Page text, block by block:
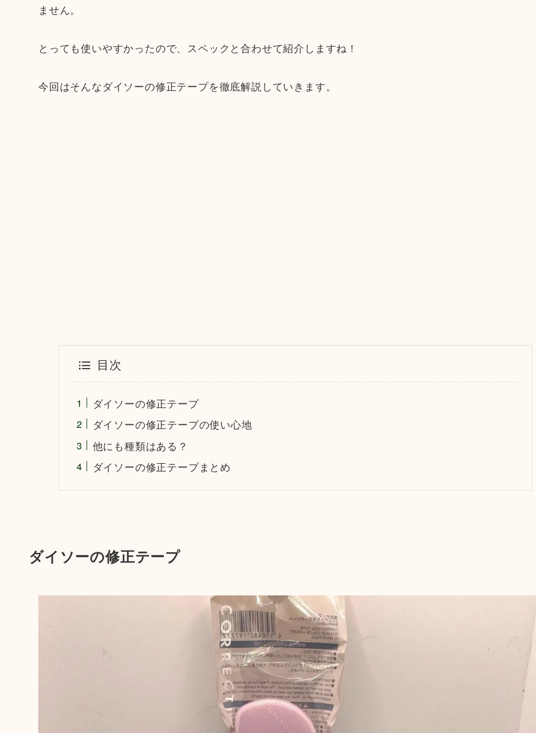
ません。
とっても使いやすかったので、スペックと合わせて紹介しますね！
今回はそんなダイソーの修正テープを徹底解説していきます。
目次
ダイソーの修正テープ
ダイソーの修正テープの使い心地
他にも種類はある？
ダイソーの修正テープまとめ
ダイソーの修正テープ